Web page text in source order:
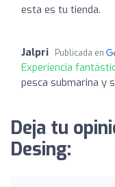
esta es tu tienda.
Jalpri Publicada en
Experiencia
pesca submarina y
Deja tu
Desing: